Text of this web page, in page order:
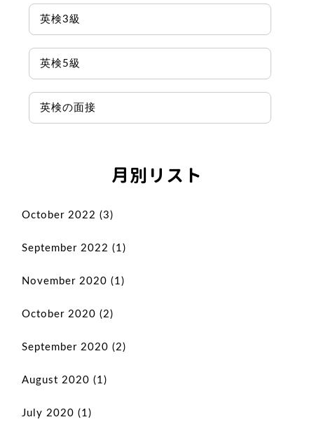
英検3級
英検5級
英検の面接
月別リスト
October 2022 (3)
September 2022 (1)
November 2020 (1)
October 2020 (2)
September 2020 (2)
August 2020 (1)
July 2020 (1)